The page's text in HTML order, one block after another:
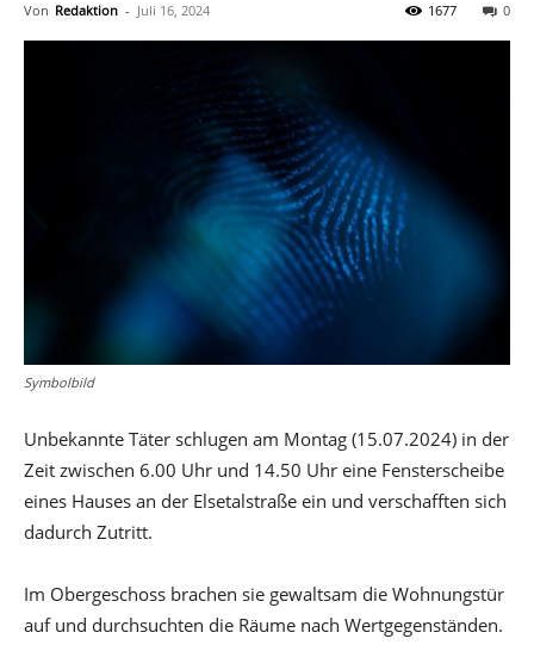
Von Redaktion - Juli 16, 2024 0
1677
Symbolbild
Unbekannte Täter schlugen am Montag (15.07.2024) in der
Zeit zwischen 6.00 Uhr und 14.50 Uhr eine Fensterscheibe
eines Hauses an der Elsetalstraße ein und verschafften sich
dadurch Zutritt.
Im Obergeschoss brachen sie gewaltsam die Wohnungstür
auf und durchsuchten die Räume nach Wertgegenständen.